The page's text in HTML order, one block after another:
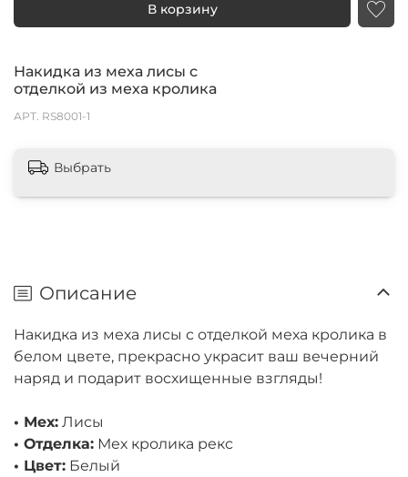
Накидка из меха лисы с
отделкой из меха кролика
АРТ. RS8001-1
В корзину
Выбрать
Описание
Накидка из меха лисы с отделкой меха кролика в
белом цвете, прекрасно украсит ваш вечерний
наряд и подарит восхищенные взгляды!
• Мех: Лисы
• Отделка: Мех кролика рекс
• Цвет: Белый